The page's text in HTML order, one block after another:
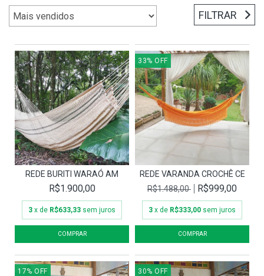
FILTRAR
REDE BURITI WARAÓ AM
R$1.900,00
3 x de R$633,33 sem juros
33% OFF
REDE VARANDA CROCHÊ CE
R$1.488,00
R$999,00
3 x de R$333,00 sem juros
17% OFF 30% OFF